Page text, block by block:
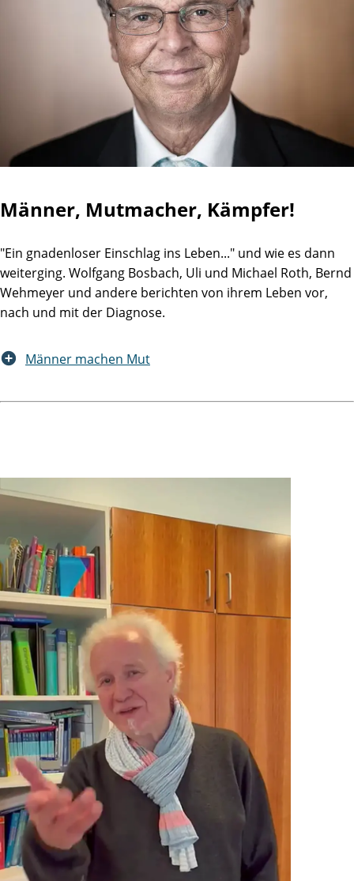
Männer, Mutmacher, Kämpfer!
"Ein gnadenloser Einschlag ins Leben..." und wie es dann
weiterging. Wolfgang Bosbach, Uli und Michael Roth, Bernd
Wehmeyer und andere berichten von ihrem Leben vor,
nach und mit der Diagnose.
Männer machen Mut